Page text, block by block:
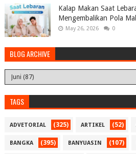
Kalap Makan Saat
Mengembalikan Pola
May 26, 2026 0
BLOG ARCHIVE
TAGS
ADVETORIAL (325) ARTIKEL (52)
BANGKA (395) BANYUASIN (107)